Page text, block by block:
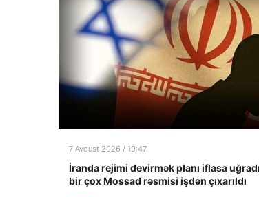
7 Avqust 2026 / 19:47
İranda rejimi devirmək planı iflasa
bir çox Mossad rəsmisi işdən çıxarıldı